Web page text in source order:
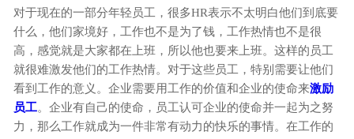
对于现在的一部分年轻员工，很多HR表示不太明白他们到底要
什么，他们家境好，工作也不是为了钱，工作热情也不是很
高，感觉就是大家都在上班，所以他也要来上班。这样的员工
就很难激发他们的工作热情。对于这些员工，特别需要让他们
看到工作的意义。企业需要用工作的价值和企业的使命来激励
员工。企业有自己的使命，员工认可企业的使命并一起为之努
力，那么工作就成为一件非常有动力的快乐的事情。在工作的